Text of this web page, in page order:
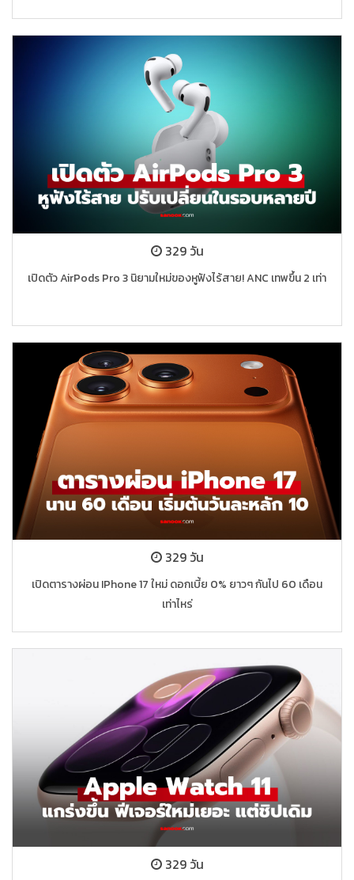
329 วัน
เปิดตัว AirPods Pro 3 นิยามใหม่ของหูฟังไร้สาย! ANC เทพขึ้น 2 เท่า
329 วัน
เปิดตารางผ่อน IPhone 17 ใหม่ ดอกเบี้ย 0% ยาวๆ กันไป 60 เดือน
เท่าไหร่
329 วัน